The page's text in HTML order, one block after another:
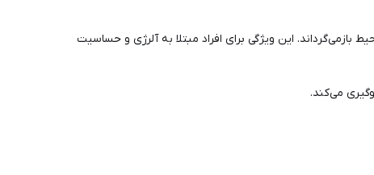
محیط بازمی‌گرداند. این ویژگی برای افراد مبتلا به آلرژی و حساسیت
می‌کند.